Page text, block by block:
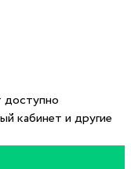
доступно
кабинет и другие